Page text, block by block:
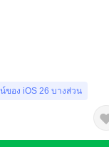
ของ iOS 26 บางส่วน